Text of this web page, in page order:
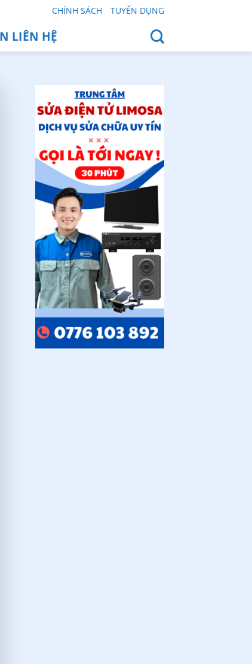
CHÍNH SÁCH TUYỂN DỤNG
LIÊN HỆ